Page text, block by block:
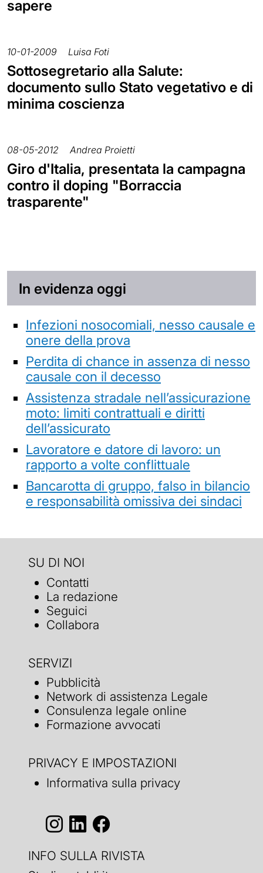
sapere
10-01-2009 Luisa Foti
Sottosegretario alla Salute:
documento sullo Stato vegetativo e di
minima coscienza
08-05-2012 Andrea Proietti
Giro d'Italia, presentata la campagna
contro il doping "Borraccia
trasparente"
In evidenza oggi
Infezioni nosocomiali, nesso causale e
onere della prova
Perdita di chance in assenza di nesso
causale con il decesso
Assistenza stradale nell’assicurazione
moto: limiti contrattuali e diritti
dell’assicurato
Lavoratore e datore di lavoro: un
rapporto a volte conflittuale
Bancarotta di gruppo, falso in bilancio
e responsabilità omissiva dei sindaci
SU DI NOI
Contatti
La redazione
Seguici
Collabora
SERVIZI
Pubblicità
Network di assistenza Legale
Consulenza legale online
Formazione avvocati
PRIVACY E IMPOSTAZIONI
Informativa sulla privacy
INFO SULLA RIVISTA